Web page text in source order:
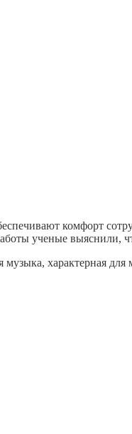
комфорт
ученые выяснили,
характерная для